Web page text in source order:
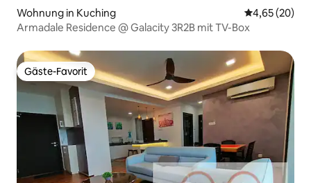
Wohnung in Kuching
4,65 (20)
Armadale Residence @ Galacity 3R2B mit TV-Box
Gäste-Favorit
Gäste-Favorit